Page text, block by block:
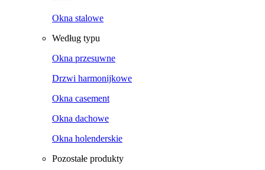
Okna stalowe
Według typu
Okna przesuwne
Drzwi harmonijkowe
Okna casement
Okna dachowe
Okna holenderskie
Pozostałe produkty